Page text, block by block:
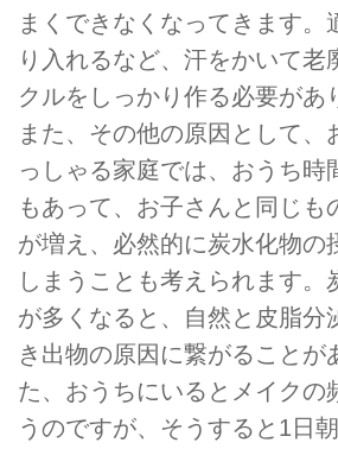
まくできなくなってきます。
り入れるなど、汗をかいて老
クルをしっかり作る必要があ
また、その他の原因として、
っしゃる家庭では、おうち時
もあって、お子さんと同じも
が増え、必然的に炭水化物の
しまうことも考えられます。
が多くなると、自然と皮脂分
き出物の原因に繋がることが
た、おうちにいるとメイクの
うのですが、そうすると1日